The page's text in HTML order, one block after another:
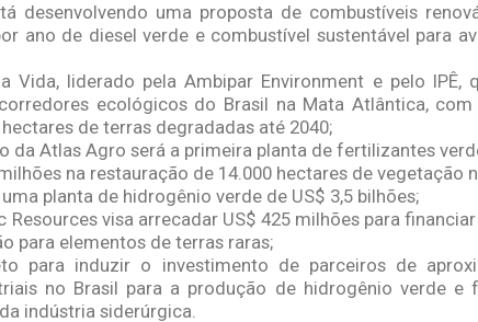
desenvolvendo uma proposta de combustíveis
ano de diesel verde e combustível sustentável para
Vida, liderado pela Ambipar Environment e pelo IPÊ,
ecológicos do Brasil na Mata Atlântica,
de terras degradadas até 2040;
da Atlas Agro será a primeira planta de fertilizantes
na restauração de 14.000 hectares de vegetação
planta de hidrogênio verde de US$ 3,5 bilhões;
Resources visa arrecadar US$ 425 milhões para
para elementos de terras raras;
para induzir o investimento de parceiros de
no Brasil para a produção de hidrogênio verde e
indústria siderúrgica.